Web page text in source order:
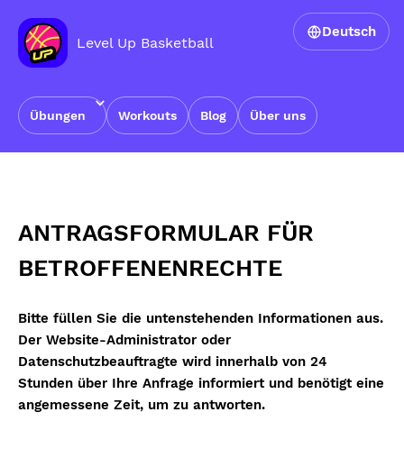
Level Up Basketball
Übungen Workouts Blog Über uns
Deutsch
ANTRAGSFORMULAR FÜR
BETROFFENENRECHTE
Bitte füllen Sie die untenstehenden Informationen aus.
Der Website-Administrator oder
Datenschutzbeauftragte wird innerhalb von 24
Stunden über Ihre Anfrage informiert und benötigt eine
angemessene Zeit, um zu antworten.